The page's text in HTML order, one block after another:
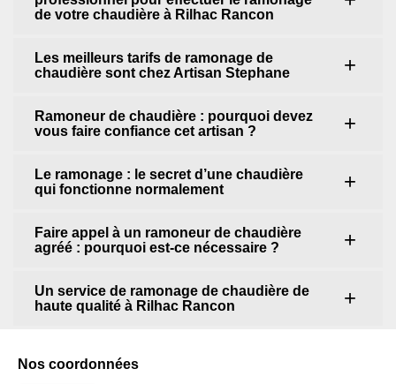
de votre chaudière à Rilhac Rancon
Les meilleurs tarifs de ramonage de
chaudière sont chez Artisan Stephane
Ramoneur de chaudière : pourquoi devez
vous faire confiance cet artisan ?
Le ramonage : le secret d’une chaudière
qui fonctionne normalement
Faire appel à un ramoneur de chaudière
agréé : pourquoi est-ce nécessaire ?
Un service de ramonage de chaudière de
haute qualité à Rilhac Rancon
Nos coordonnées